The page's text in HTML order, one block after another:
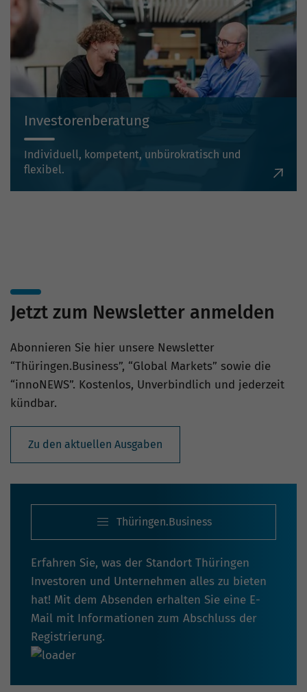
Investorenberatung
Individuell, kompetent, unbürokratisch und
flexibel.
Jetzt zum Newsletter anmelden
Abonnieren Sie hier unsere Newsletter
“Thüringen.Business”, “Global Markets” sowie die
“innoNEWS”. Kostenlos, Unverbindlich und jederzeit
kündbar.
Zu den aktuellen Ausgaben
Thüringen.Business
Erfahren Sie, was der Standort Thüringen
Investoren und Unternehmen alles zu bieten
hat! Mit dem Absenden erhalten Sie eine E-
Mail mit Informationen zum Abschluss der
Registrierung.